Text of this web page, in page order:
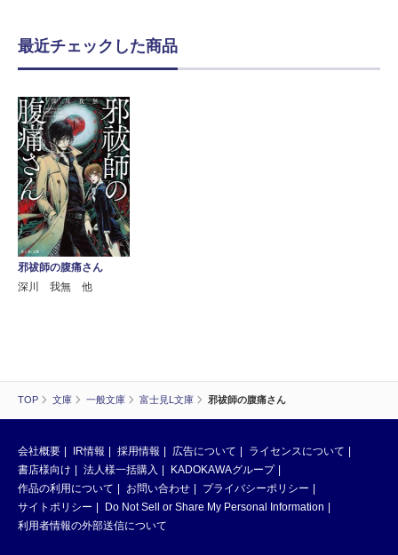
TOP 文庫 一般文庫 富士見L文庫 邪祓師の腹痛さん
最近チェックした商品
邪祓師の腹痛さん
深川 我無 他
会社概要 IR情報 採用情報 広告について
ライセンスについて
書店様向け
法人様一括購入
KADOKAWAグループ
作品の利用について
お問い合わせ
プライバシーポリシー
サイトポリシー
Do Not Sell or Share My Personal Information
利用者情報の外部送信について